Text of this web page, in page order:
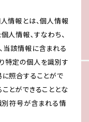
情報とは、個人情報
人情報、すなわち、
当該情報に含まれる
特定の個人を識別す
に照合することがで
とができることとな
別符号が含まれる情